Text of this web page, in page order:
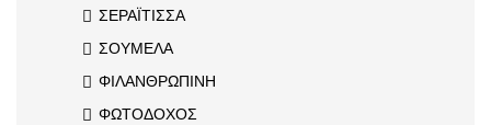
ΣΕΡΑΪΤΙΣΣΑ
ΣΟΥΜΕΛΑ
ΦΙΛΑΝΘΡΩΠΙΝΗ
ΦΩΤΟΔΟΧΟΣ